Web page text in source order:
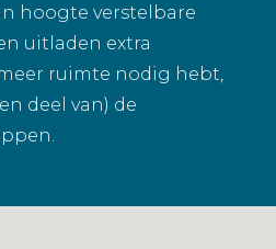
hoogte verstelbare
uitladen extra
ruimte nodig hebt,
deel van) de